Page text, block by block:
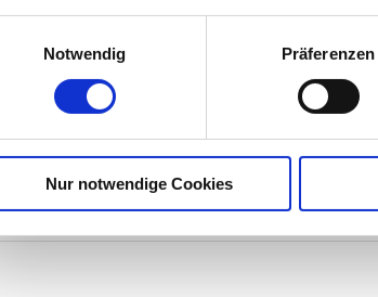
Notwendig
Präferenzen
Nur notwendige Cookies
1230 x 1865 mm
105 x 296 mm
mm
ø40 x 1,4 mm (Vertikal) / ø28 x 1,4 mm